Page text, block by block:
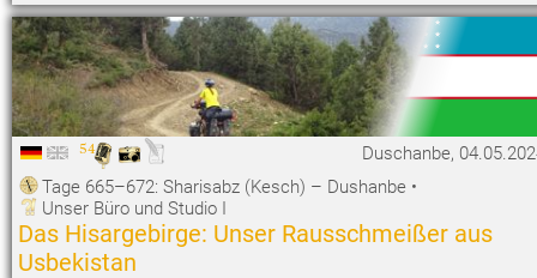
54
Duschanbe,
Tage 665–672: Sharisabz (Kesch) – Dushanbe •
Unser Büro und Studio I
Das Hisargebirge: Unser Rausschmeißer aus
Usbekistan